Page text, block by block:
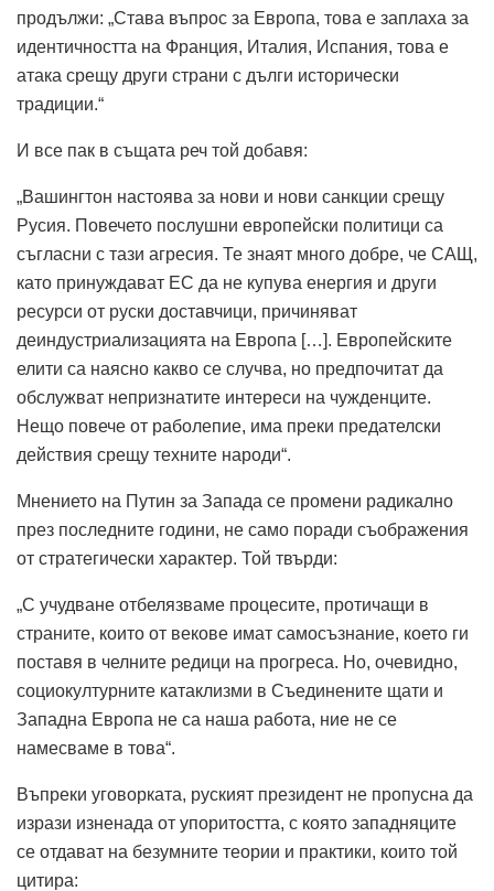
продължи: „Става въпрос за Европа, това е заплаха за
идентичността на Франция, Италия, Испания, това е
атака срещу други страни с дълги исторически
традиции.“
И все пак в същата реч той добавя:
„Вашингтон настоява за нови и нови санкции срещу
Русия. Повечето послушни европейски политици са
съгласни с тази агресия. Те знаят много добре, че САЩ,
като принуждават ЕС да не купува енергия и други
ресурси от руски доставчици, причиняват
деиндустриализацията на Европа […]. Европейските
елити са наясно какво се случва, но предпочитат да
обслужват непризнатите интереси на чужденците.
Нещо повече от раболепие, има преки предателски
действия срещу техните народи“.
Мнението на Путин за Запада се промени радикално
през последните години, не само поради съображения
от стратегически характер. Той твърди:
„С учудване отбелязваме процесите, протичащи в
страните, които от векове имат самосъзнание, което ги
поставя в челните редици на прогреса. Но, очевидно,
социокултурните катаклизми в Съединените щати и
Западна Европа не са наша работа, ние не се
намесваме в това“.
Въпреки уговорката, руският президент не пропусна да
изрази изненада от упоритостта, с която западняците
се отдават на безумните теории и практики, които той
цитира: